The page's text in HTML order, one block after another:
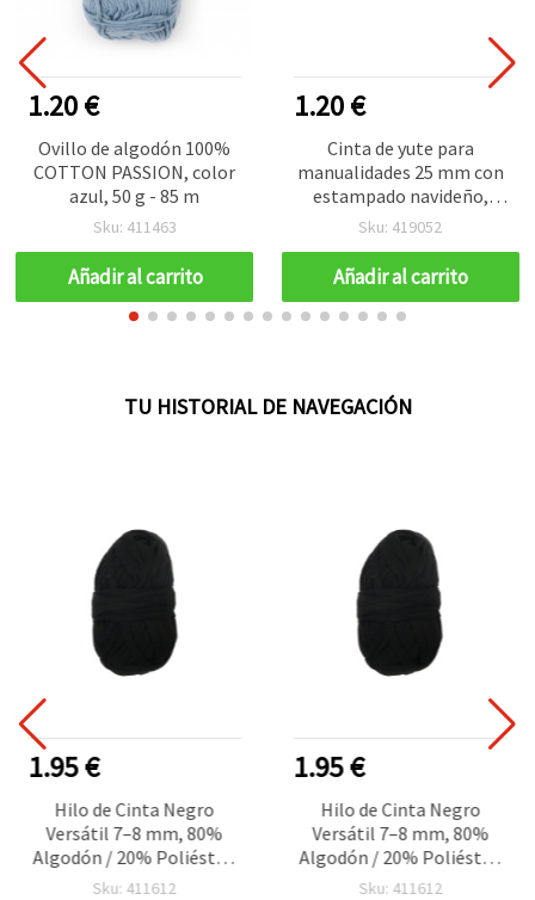
1.20 €
Ovillo de algodón 100%
COTTON PASSION, color
azul, 50 g - 85 m
Sku: 411463
Añadir al carrito
1.20 €
Cinta de yute para
manualidades 25 mm con
estampado navideño,
mixto - 2,70 m
Sku: 419052
Añadir al carrito
TU HISTORIAL DE NAVEGACIÓN
1.95 €
Hilo de Cinta Negro
Versátil 7–8 mm, 80%
Algodón / 20% Poliéster,
100 g / 50 m para tejer,
Sku: 411612
1.95 €
Hilo de Cinta Negro
Versátil 7–8 mm, 80%
Algodón / 20% Poliéster,
100 g / 50 m para tejer,
Sku: 411612